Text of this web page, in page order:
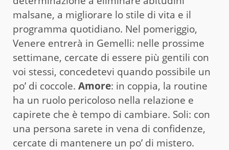
malsane, a migliorare lo stile di vita e il
programma quotidiano. Nel pomeriggio,
Venere entrerà in Gemelli: nelle prossime
settimane, cercate di essere più gentili con
voi stessi, concedetevi quando possibile un
po’ di coccole. Amore: in coppia, la routine
ha un ruolo pericoloso nella relazione e
capirete che è tempo di cambiare. Soli: con
una persona sarete in vena di confidenze,
cercate di mantenere un po’ di mistero.